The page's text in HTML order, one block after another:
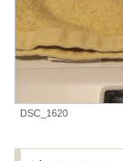
DSC_1620